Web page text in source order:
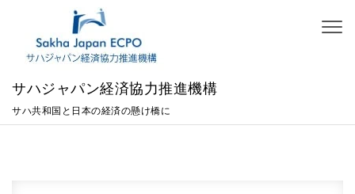
Skip to content
サハジャパン経済協力推進機構
サハ共和国と日本の経済の懸け橋に